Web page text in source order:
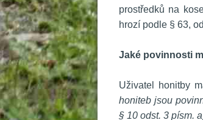
prostředků na
hrozí podle § 63,
Jaké povinnosti
Uživatel honitby
honiteb jsou
§ 10 odst. 3 písm.